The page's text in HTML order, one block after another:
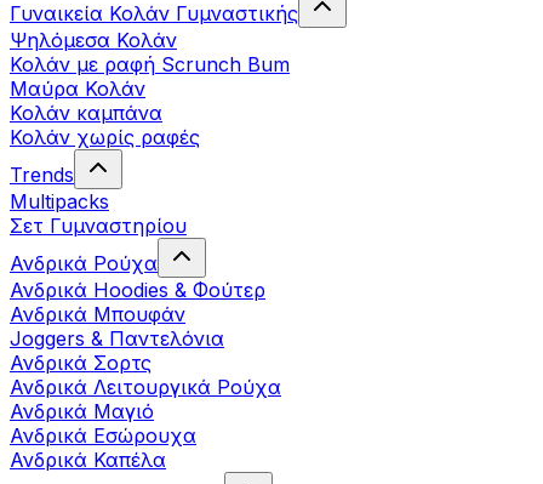
Γυναικεία Κολάν Γυμναστικής
Ψηλόμεσα Κολάν
Κολάν με ραφή Scrunch Bum
Μαύρα Κολάν
Κολάν καμπάνα
Κολάν χωρίς ραφές
Trends
Multipacks
Σετ Γυμναστηρίου
Ανδρικά Ρούχα
Ανδρικά Hoodies & Φούτερ
Ανδρικά Μπουφάν
Joggers & Παντελόνια
Ανδρικά Σορτς
Ανδρικά Λειτουργικά Ρούχα
Ανδρικά Μαγιό
Ανδρικά Εσώρουχα
Ανδρικά Καπέλα